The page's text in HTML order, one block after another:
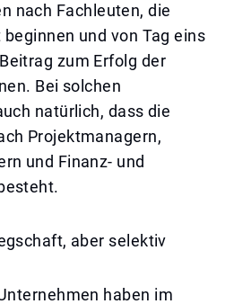
nach Fachleuten, die
und von Tag eins
zum Erfolg der
Bei solchen
natürlich, dass die
Projektmanagern,
und Finanz- und
aber selektiv
haben im